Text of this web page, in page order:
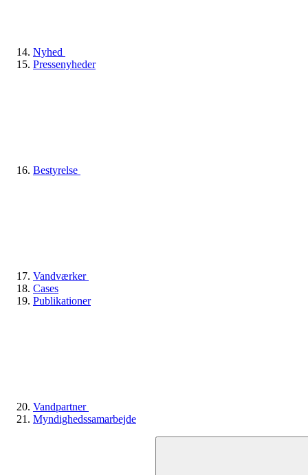
Nyhed
Pressenyheder
Bestyrelse
Vandværker
Cases
Publikationer
Vandpartner
Myndighedssamarbejde